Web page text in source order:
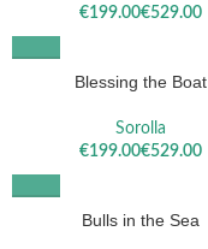
€
€
Blessing the Boat
Sorolla
€
€
Bulls in the Sea